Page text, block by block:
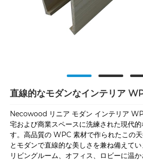
直線的なモダンなインテリア
Necowood リニア モダン インテリア
宅および商業スペースに洗練された現代
す。高品質の WPC 素材で作られたこの
とモダンで直線的な美しさを兼ね備えて
リビングルーム、オフィス、ロビーに温